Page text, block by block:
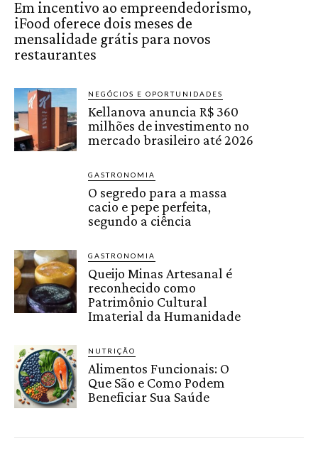
Em incentivo ao empreendedorismo,
iFood oferece dois meses de
mensalidade grátis para novos
restaurantes
NEGÓCIOS E OPORTUNIDADES
Kellanova anuncia R$ 360
milhões de investimento no
mercado brasileiro até 2026
GASTRONOMIA
O segredo para a massa
cacio e pepe perfeita,
segundo a ciência
GASTRONOMIA
Queijo Minas Artesanal é
reconhecido como
Patrimônio Cultural
Imaterial da Humanidade
NUTRIÇÃO
Alimentos Funcionais: O
Que São e Como Podem
Beneficiar Sua Saúde